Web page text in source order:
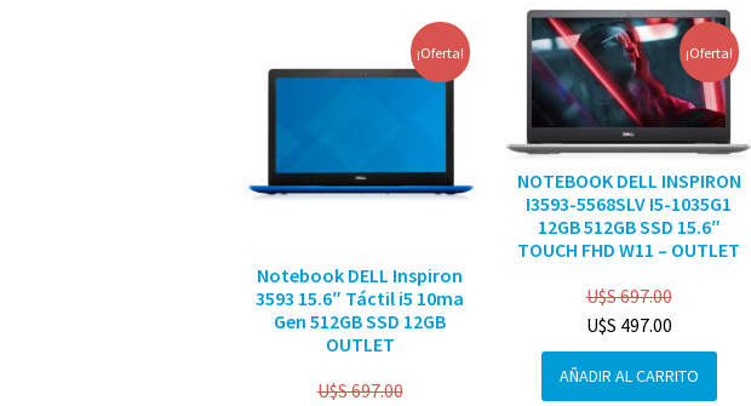
¡Oferta!
Notebook DELL Inspiron
3593 15.6″ Táctil i5 10ma
Gen 512GB SSD 12GB
OUTLET
U$S697.00
¡Oferta!
NOTEBOOK DELL INSPIRON
I3593-5568SLV I5-1035G1
12GB 512GB SSD 15.6″
TOUCH FHD W11 – OUTLET
U$S697.00
U$S 497.00
AÑADIR AL CARRITO